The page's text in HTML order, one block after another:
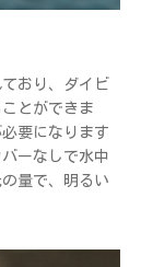
おり、ダイビ
とができま
要になります
ーなしで水中
量で、明るい